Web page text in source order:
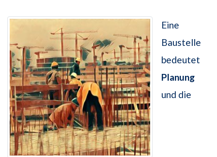
Eine
Baustelle
bedeutet
Planung
und die